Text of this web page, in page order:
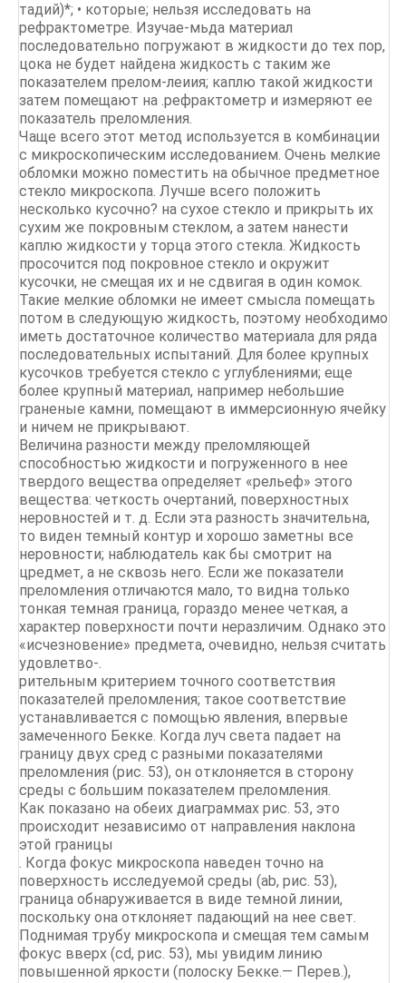
тадий)*; • которые; нельзя исследовать на
рефрактометре. Изучае-мьда материал
последовательно погружают в жидкости до тех пор,
цока не будет найдена жидкость с таким же
показателем прелом-леиия; каплю такой жидкости
затем помещают на .рефрактометр и измеряют ее
показатель преломления.
Чаще всего этот метод используется в комбинации
с микроскопическим исследованием. Очень мелкие
обломки можно поместить на обычное предметное
стекло микроскопа. Лучше всего положить
несколько кусочно? на сухое стекло и прикрыть их
сухим же покровным стеклом, а затем нанести
каплю жидкости у торца этого стекла. Жидкость
просочится под покровное стекло и окружит
кусочки, не смещая их и не сдвигая в один комок.
Такие мелкие обломки не имеет смысла помещать
потом в следующую жидкость, поэтому необходимо
иметь достаточное количество материала для ряда
последовательных испытаний. Для более крупных
кусочков требуется стекло с углублениями; еще
более крупный материал, например небольшие
граненые камни, помещают в иммерсионную ячейку
и ничем не прикрывают.
Величина разности между преломляющей
способностью жидкости и погруженного в нее
твердого вещества определяет «рельеф» этого
вещества: четкость очертаний, поверхностных
неровностей и т. д. Если эта разность значительна,
то виден темный контур и хорошо заметны все
неровности; наблюдатель как бы смотрит на
цредмет, а не сквозь него. Если же показатели
преломления отличаются мало, то видна только
тонкая темная граница, гораздо менее четкая, а
характер поверхности почти неразличим. Однако это
«исчезновение» предмета, очевидно, нельзя считать
удовлетво-.
рительным критерием точного соответствия
показателей преломления; такое соответствие
устанавливается с помощью явления, впервые
замеченного Бекке. Когда луч света падает на
границу двух сред с разными показателями
преломления (рис. 53), он отклоняется в сторону
среды с большим показателем преломления.
Как показано на обеих диаграммах рис. 53, это
происходит независимо от направления наклона
этой границы
. Когда фокус микроскопа наведен точно на
поверхность исследуемой среды (ab, рис. 53),
граница обнаруживается в виде темной линии,
поскольку она отклоняет падающий на нее свет.
Поднимая трубу микроскопа и смещая тем самым
фокус вверх (cd, рис. 53), мы увидим линию
повышенной яркости (полоску Бекке.— Перев.),